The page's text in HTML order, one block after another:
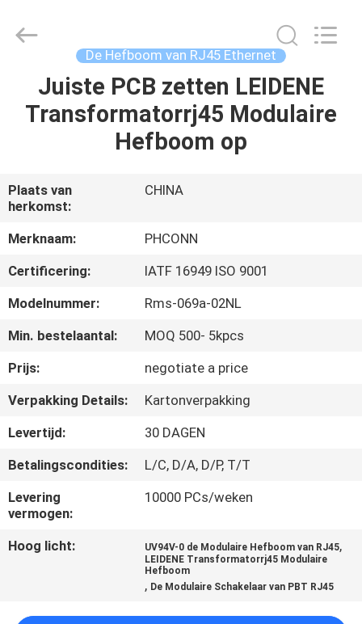
HUIS
PRODUCTEN
ONGEVEER
ONS
FABRIEKSREIS
CONTACTEER
ONS
SHOW
SITEMAP
POLICY
De Hefboom van RJ45 Ethernet
Juiste PCB zetten LEIDENE
Transformatorrj45 Modulaire
Hefboom op
Plaats van
herkomst:
CHINA
Merknaam:
PHCONN
Certificering:
IATF 16949 ISO 9001
Modelnummer:
Rms-069a-02NL
Min. bestelaantal:
MOQ 500- 5kpcs
Prijs:
negotiate a price
Verpakking Details:
Kartonverpakking
Levertijd:
30 DAGEN
Betalingscondities:
L/C, D/A, D/P, T/T
Levering
vermogen:
10000 PCs/weken
Hoog licht: UV94V-0 de Modulaire Hefboom van RJ45,
LEIDENE Transformatorrj45 Modulaire
Hefboom
, De Modulaire Schakelaar van PBT RJ45